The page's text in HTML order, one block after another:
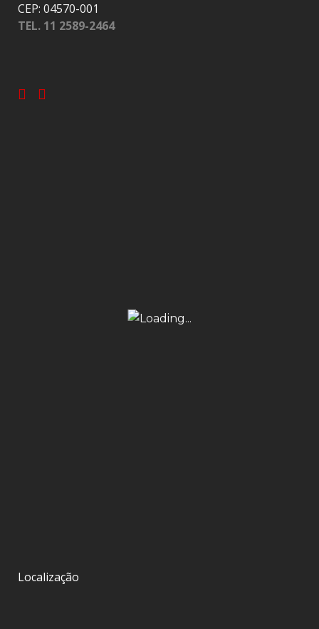
CEP: 04570-001
TEL. 11 2589-2464
Localização